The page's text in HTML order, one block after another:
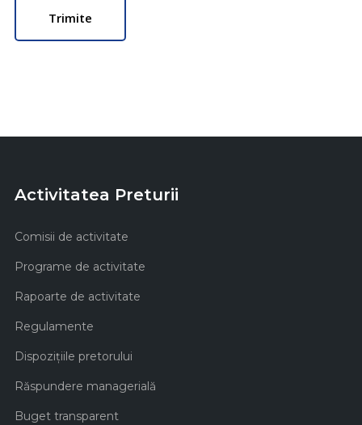
Activitatea Preturii
Comisii de activitate
Programe de activitate
Rapoarte de activitate
Regulamente
Dispozițiile pretorului
Răspundere managerială
Buget transparent